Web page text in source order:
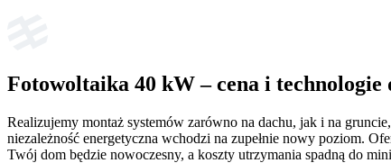
Fotowoltaika 40 kW– cena i
Realizujemy montaż systemów zarówno na dachu, jak i na
niezależność energetyczna wchodzi na zupełnie nowy poziom.
Twój dom będzie nowoczesny, a koszty utrzymania spadną do